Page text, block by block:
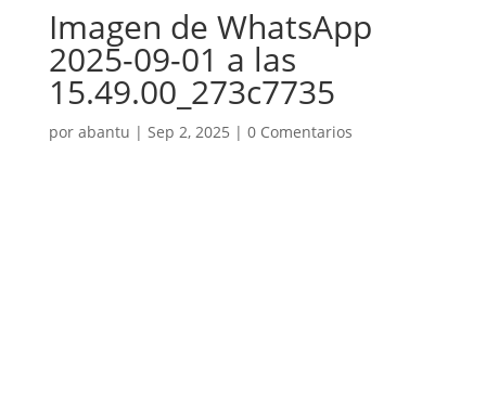
Imagen de WhatsApp
2025-09-01 a las
15.49.00_273c7735
por abantu | Sep 2, 2025 | 0 Comentarios